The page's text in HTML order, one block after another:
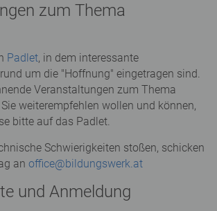
zum Thema
Padlet, in dem interessante
um die "Hoffnung" eingetragen sind.
Veranstaltungen zum Thema
weiterempfehlen wollen und können,
bitte auf das Padlet.
Schwierigkeiten stoßen, schicken
an office@bildungswerk.at
und Anmeldung